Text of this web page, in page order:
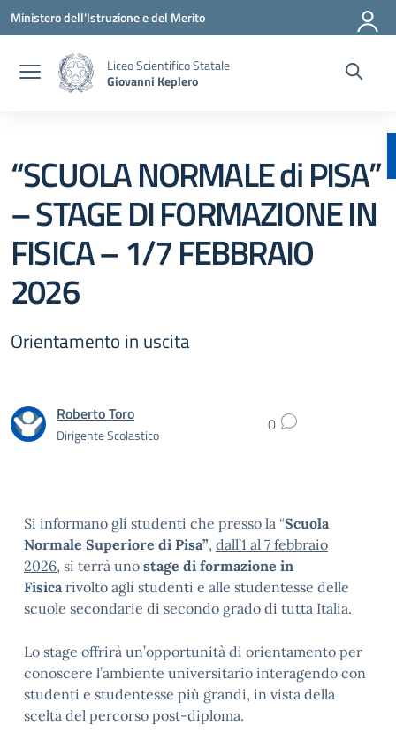
Vai ai contenuti
Vai al menu di navigazione
Vai al footer
Ministero dell'Istruzione e del Merito
Liceo Scientifico Statale
Giovanni Keplero
“SCUOLA NORMALE di PISA”
– STAGE DI FORMAZIONE IN
FISICA – 1/7 FEBBRAIO
2026
Orientamento in uscita
Roberto Toro
Dirigente Scolastico 0
Si informano gli studenti che presso la “Scuola
Normale Superiore di Pisa”, dall’1 al 7 febbraio
2026, si terrà uno stage di formazione in
Fisicarivolto agli studenti e alle studentesse delle
scuole secondarie di secondo grado di tutta Italia.
Lo stage offrirà un’opportunità di orientamento per
conoscere l’ambiente universitario interagendo con
studenti e studentesse più grandi, in vista della
scelta del percorso post-diploma.